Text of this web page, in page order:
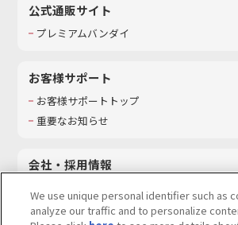
公式通販サイト
プレミアムバンダイ
お客様サポート
お客様サポートトップ
重要なお知らせ
会社・採用情報
採用情報
We use unique personal identifier such as
analyze our traffic and to personalize